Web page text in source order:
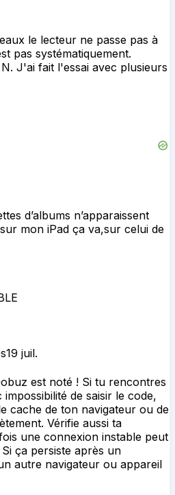
le lecteur ne passe pas à
pas systématiquement.
J'ai fait l'essai avec plusieurs
d’albums n’apparaissent
mon iPad ça va,sur celui de
19 juil.
est noté ! Si tu rencontres
de saisir le code,
cache de ton navigateur ou de
Vérifie aussi ta
une connexion instable peut
ça persiste après un
autre navigateur ou appareil